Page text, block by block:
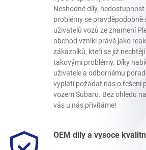
Neshodné díly,
problémy se pravděpodobně
uživatelů vozů ze znamení
obchod vznikl právě jako
zákazníků, kteří se již
takovými problémy. Díky
uživatele a odbornému
vyplatí požádat nás o řešení
vozem Subaru. Bez ohledu
vás u nás přivítáme!
OEM díly a vysoce